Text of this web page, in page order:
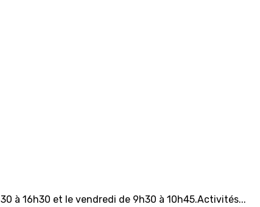
à 16h30 et le vendredi de 9h30 à 10h45.Activités...